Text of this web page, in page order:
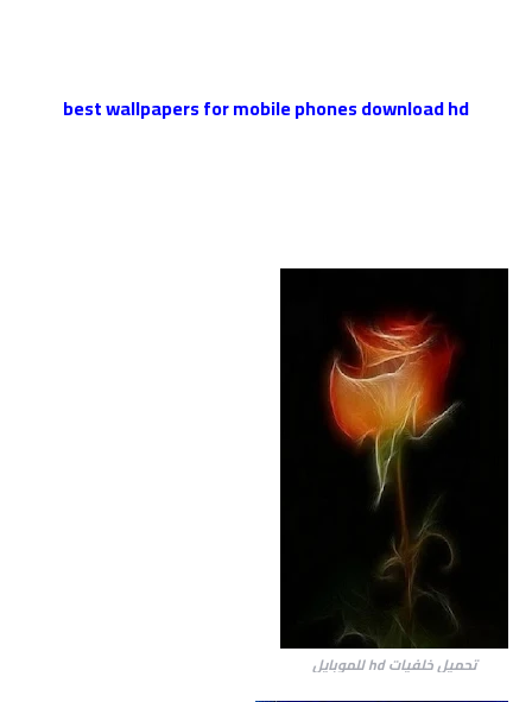
best wallpapers for mobilephones download hd
تحميل خلفيات hd للموبايل